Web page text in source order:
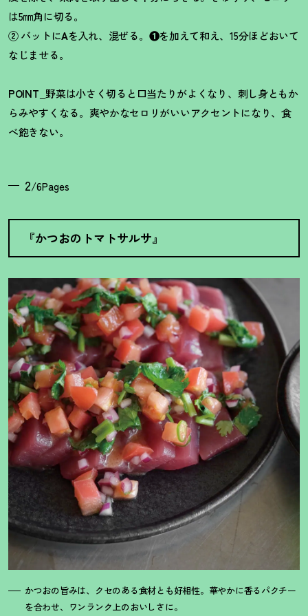
は5㎜角に切る。
②バットにAを入れ、混ぜる。 ❶を加えて和え、15分ほどおいて
なじませる。
POINT_野菜は小さく切ると口当たりがよくなり、刺し身ともか
らみやすくなる。爽やかなセロリがいいアクセントになり、食
べ飽きない。
2/6Pages
『かつおのトマトサルサ』
かつおの旨みは、クセのある食材とも好相性。華やかに香るパクチー
を合わせ、ワンランク上のおいしさに。